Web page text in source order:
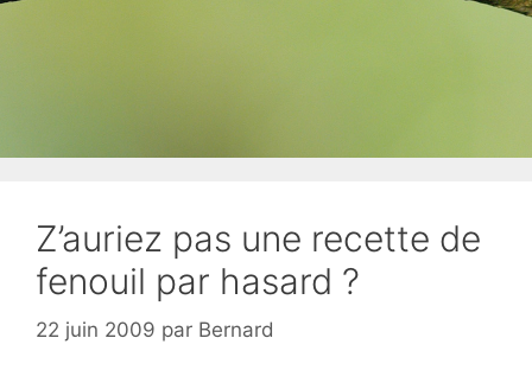
Z’auriez pas une recette de
fenouil par hasard ?
22 juin 2009 par Bernard